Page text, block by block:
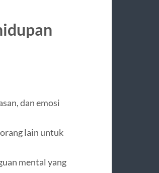
dan emosi
lain untuk
mental yang